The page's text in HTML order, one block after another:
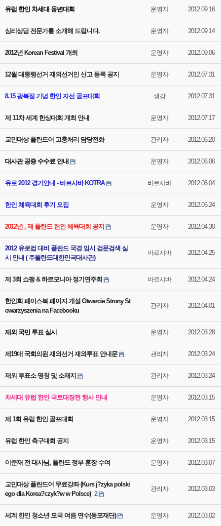
유럽 한인 차세대 웅변대회 운영자 2012.09.16
심리상담 전문가를 소개해 드립니다. 운영자 2012.09.14
2012년 Korean Festival 개최 운영자 2012.09.06
12월 대통령선거 재외선거인 신고 등록 공지 운영자 2012.07.31
8.15 광복절 기념 한인 자선 골프대회 생강 2012.07.31
제 11차 세계 한상대회 개최 안내 운영자 2012.07.17
교민대상 폴란드어 고충처리 담당전화 관리자 2012.06.20
대사관 공증 수수료 안내 운영자 2012.06.06
유로 2012 경기안내 - 바르샤바 KOTRA 바르샤바 2012.06.04
한인 체육대회 후기 모집 운영자 2012.05.24
2012년 , 재 폴란드 한인 체육대회 공지 운영자 2012.04.30
2012 유로컵 대비 폴란드 국경 임시 검문검색 실
시 안내 ( 주폴란드대한민국대사관)
바르샤바 2012.04.25
제 3회 쇼팽 & 하르모니아 정기연주회 바르샤바 2012.04.24
한인회 페이스북 페이지 개설 Otwarcie Strony St
owarzyszenia na Facebooku
관리자 2012.04.01
재외 국민 투표 실시 운영자 2012.03.28
제19대 국회의원 재외선거 재외투표 안내문 관리자 2012.03.24
재외 투표소 명칭 및 소재지 관리자 2012.03.24
차세대 유럽 한인 국토대장전 행사 안내 운영자 2012.03.15
제 1회 유럽 한인 골프대회 운영자 2012.03.15
유럽 한인 축구대회 공지 운영자 2012.03.15
이준재 전 대사님, 폴란드 정부 훈장 수여 운영자 2012.03.07
교민대상 폴란드어 무료강좌 (Kurs j?zyka polski
ego dla Korea?czyk?w w Polsce) 2
관리자 2012.03.03
세계 한인 청소년 모국 여름 연수(동포재단) 운영자 2012.03.02